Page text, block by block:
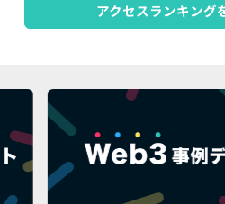
アクセスランキング